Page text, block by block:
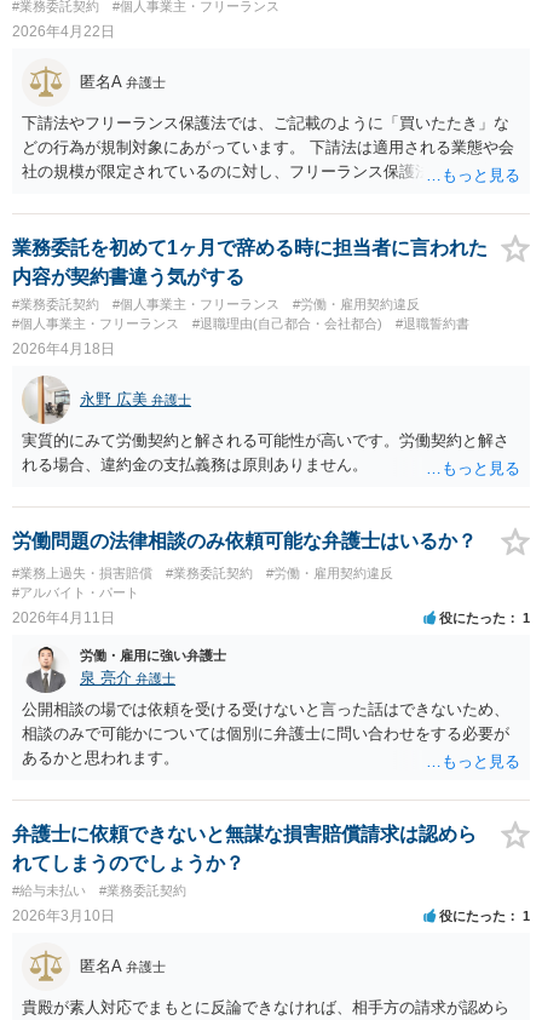
#業務委託契約 #個人事業主・フリーランス
2026年4月22日
匿名A 弁護士
下請法やフリーランス保護法では、ご記載のように「買いたたき」な
どの行為が規制対象にあがっています。 下請法は適用される業態や会
社の規模が限定されているのに対し、フリーランス保護法はより広範
に価格が低価格に据え置かれているということであれば該当の余地が
出てきます。 ただ、記載をみるとよく分からないのは、「月額２５
万」という基本給のような記載があるのに、「フルコミ（ッショ
ン）」と書かれている点です。 ようするに歩合制ということだと思う
ので、ただちに時給換算して比べるのが妥当なのかよくわかりませ
ん。 「フルコミ（ッション）」の算定の仕方と、同種の業態の算定の
業務委託を初めて1ヶ月で辞める時に担当者に言われた
内容が契約書違う気がする
#業務委託契約 #個人事業主・フリーランス
#労働・雇用契約違反
#個人事業主・フリーランス
#退職理由(自己都合・会社都合) #退職誓約書
2026年4月18日
永野 広美 弁護士
実質的にみて労働契約と解される可能性が高いです。労働契約と解さ
れる場合、違約金の支払義務は原則ありません。
労働問題の法律相談のみ依頼可能な弁護士はいるか？
#業務上過失・損害賠償 #業務委託契約
#労働・雇用契約違反
#アルバイト・パート
2026年4月11日 役にたった 1
労働・雇用に強い弁護士
泉 亮介 弁護士
公開相談の場では依頼を受ける受けないと言った話はできないため、
相談のみで可能かについては個別に弁護士に問い合わせをする必要が
あるかと思われます。
弁護士に依頼できないと無謀な損害賠償請求は認めら
れてしまうのでしょうか？
#給与未払い #業務委託契約
2026年3月10日 役にたった 1
匿名A 弁護士
貴殿が素人対応でまもとに反論できなければ、相手方の請求が認めら